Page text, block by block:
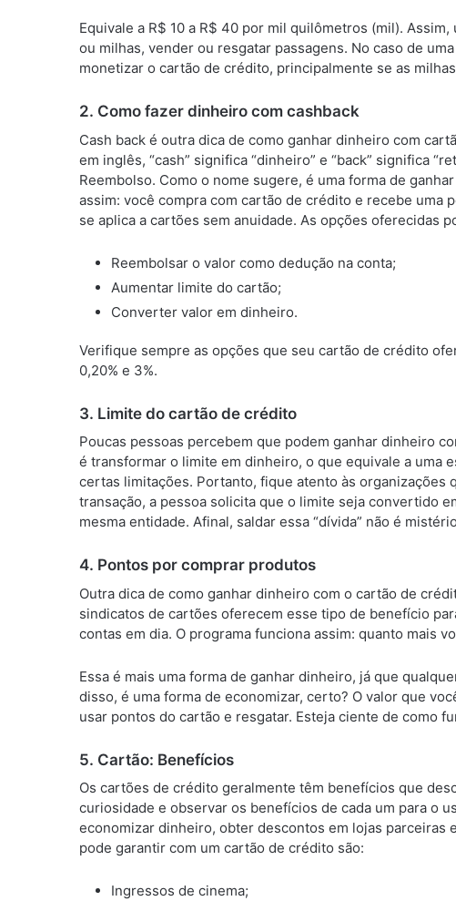
Equivale a R$ 10 a R$ 40 por mil quilômetros (mil).
ou milhas, vender ou resgatar passagens. No caso de
monetizar o cartão de crédito, principalmente se as
2. Como fazer dinheiro com cashback
Cash back é outra dica de como ganhar dinheiro com
em inglês, “cash” significa “dinheiro” e “back” significa
Reembolso. Como o nome sugere, é uma forma de
assim: você compra com cartão de crédito e recebe uma
se aplica a cartões sem anuidade. As opções oferecidas
Reembolsar o valor como dedução na conta;
Aumentar limite do cartão;
Converter valor em dinheiro.
Verifique sempre as opções que seu cartão de crédito
0,20% e 3%.
3. Limite do cartão de crédito
Poucas pessoas percebem que podem ganhar dinheiro
é transformar o limite em dinheiro, o que equivale a uma
certas limitações. Portanto, fique atento às organizações
transação, a pessoa solicita que o limite seja convertido
mesma entidade. Afinal, saldar essa “dívida” não é
4. Pontos por comprar produtos
Outra dica de como ganhar dinheiro com o cartão de
sindicatos de cartões oferecem esse tipo de benefício
contas em dia. O programa funciona assim: quanto mais
Essa é mais uma forma de ganhar dinheiro, já que
disso, é uma forma de economizar, certo? O valor que
usar pontos do cartão e resgatar. Esteja ciente de como
5. Cartão: Benefícios
Os cartões de crédito geralmente têm benefícios que
curiosidade e observar os benefícios de cada um para o
economizar dinheiro, obter descontos em lojas parceiras
pode garantir com um cartão de crédito são:
Ingressos de cinema;